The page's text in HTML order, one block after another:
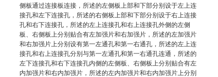
侧板通过连接板连接，所述的左侧板上部和下部分别设于左上连
接孔和左下连接孔，所述的右侧板上部和下部分别设于右上连接
孔和右下连接孔，所述的左上连接孔和右上连接孔外侧的左侧
板、右侧板上分别贴合有左加强片和右加强片，所述的左加强片
和右加强片上分别设有第一左通孔和第一右通孔，所述的左上连
接孔和右上连接孔分别与第一左通孔和第一右通孔连通，所述的
左下连接孔和右下连接孔内侧的左侧板、右侧板上分别贴合有左
内加强片和右内加强片，所述的左内加强片和右内加强片上分别